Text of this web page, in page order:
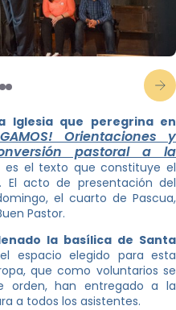
Iglesia que peregrina en
Orientaciones y
pastoral a la
es el texto que constituye el
El acto de presentación del
el cuarto de Pascua,
Pastor.
la basílica de Santa
espacio elegido para esta
que como voluntarios se
orden, han entregado a la
a todos los asistentes.